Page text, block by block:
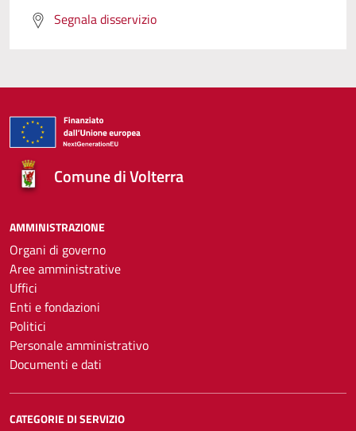
Segnala disservizio
Comune di Volterra
AMMINISTRAZIONE
Organi di governo
Aree amministrative
Uffici
Enti e fondazioni
Politici
Personale amministrativo
Documenti e dati
CATEGORIE DI SERVIZIO